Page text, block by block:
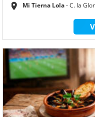
Mi Tierna Lola C. la